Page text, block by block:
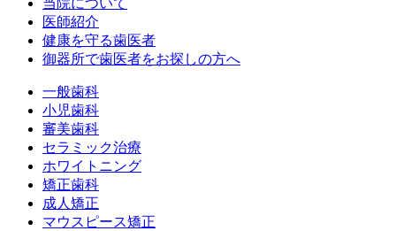
医師紹介
健康を守る歯医者
御器所で歯医者をお探しの方へ
一般歯科
小児歯科
審美歯科
セラミック治療
ホワイトニング
矯正歯科
成人矯正
マウスピース矯正